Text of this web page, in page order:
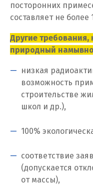
Ивантеевка
Ижевск
Иркутск
Ишим
Калининград
посторонних
составляет не
Другие требования,
природный
низкая
возможность
строительстве
школ и др.),
100%
соответствие
(допускается
от массы),